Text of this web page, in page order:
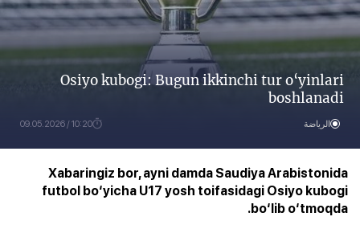
Osiyo kubogi: Bugun ikkinchi tur o‘yinlari
boshlanadi
الرياضة 10:20 / 09.05.2026
Xabaringiz bor, ayni damda Saudiya Arabistonida
futbol bo‘yicha U17 yosh toifasidagi Osiyo kubogi
bo‘lib o‘tmoqda.